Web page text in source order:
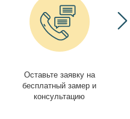
Оставьте заявку на
бесплатный замер и
консультацию